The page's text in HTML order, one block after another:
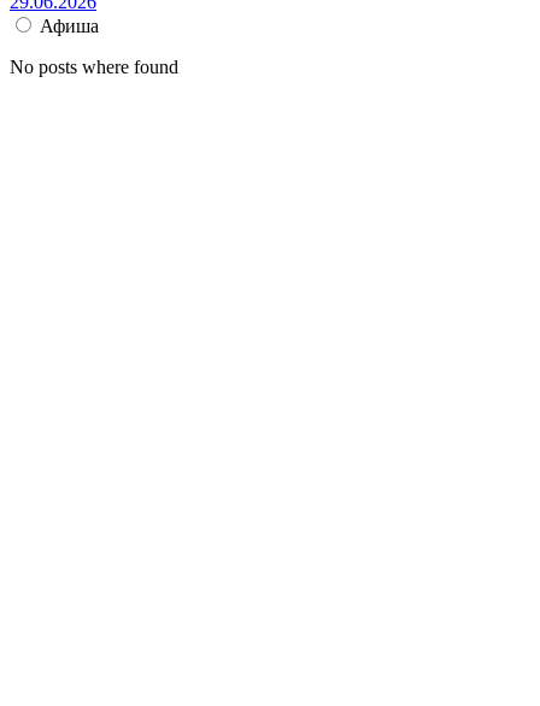
Афиша
No posts where found